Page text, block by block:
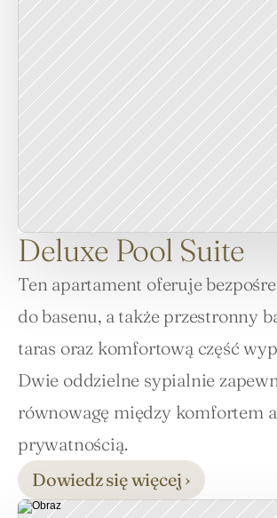
Deluxe Pool Suite
Ten apartament oferuje
do basenu, a także przestronny
taras oraz komfortową część
Dwie oddzielne sypialnie
równowagę między komfortem a
prywatnością.
Dowiedz się więcej ›